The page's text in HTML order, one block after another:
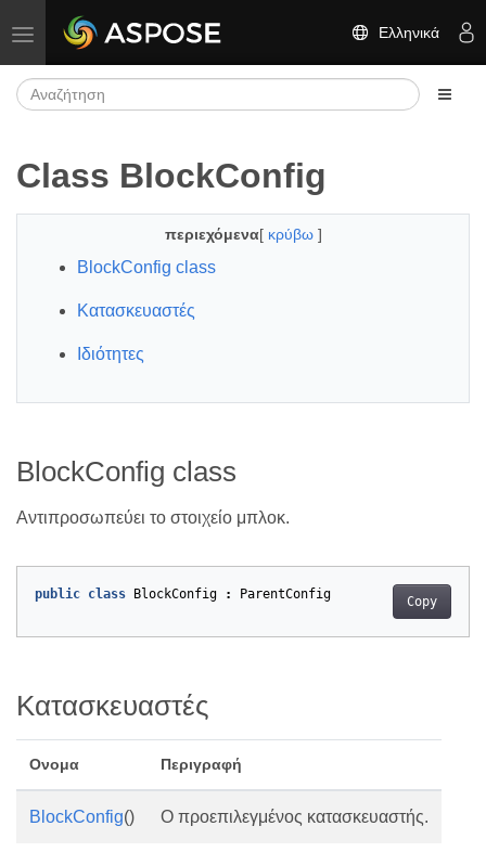
Εναλλαγή πλοήγησης Ελληνικά
Class BlockConfig
περιεχόμενα[ κρύβω ]
BlockConfig class
Κατασκευαστές
Ιδιότητες
BlockConfig class
Αντιπροσωπεύει το στοιχείο μπλοκ.
Copy
public class BlockConfig : ParentConfig
Κατασκευαστές
Ονομα Περιγραφή
BlockConfig() Ο προεπιλεγμένος κατασκευαστής.